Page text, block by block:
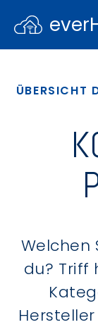
ÜBERSICHT
Welchen
du? Triff